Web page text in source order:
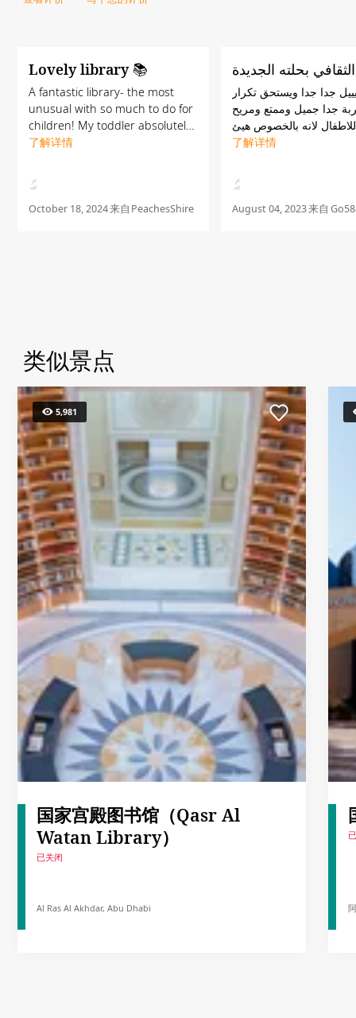
Lovely library 📚
A fantastic library- the most
unusual with so much to do for
children! My toddler absolutely
loved his afternoon here. There
unusual places to enjoy a good
story. Lots of ...
了解详情
October 18, 2024来自 PeachesShire
بحلته الجديدة
جدا جدا ويستحق تكرار
جدا جميل وممتع ومريح
لانه بالخصوص هيئ
حتى الكبار سيستمتعون
了解详情
August 04, 2023来自
类似景点
5,981
国家宫殿图书馆（Qasr Al
Watan Library）
已关闭
Al Ras Al Akhdar, Abu Dhabi